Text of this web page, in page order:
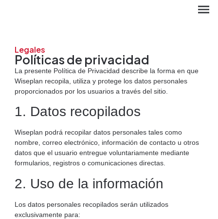
EN
Legales
Políticas de privacidad
La presente Política de Privacidad describe la forma en que
Wiseplan recopila, utiliza y protege los datos personales
proporcionados por los usuarios a través del sitio.
1. Datos recopilados
Wiseplan podrá recopilar datos personales tales como
nombre, correo electrónico, información de contacto u otros
datos que el usuario entregue voluntariamente mediante
formularios, registros o comunicaciones directas.
2. Uso de la información
Los datos personales recopilados serán utilizados
exclusivamente para: